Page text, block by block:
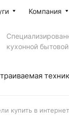
Компания
кухонной
купить в